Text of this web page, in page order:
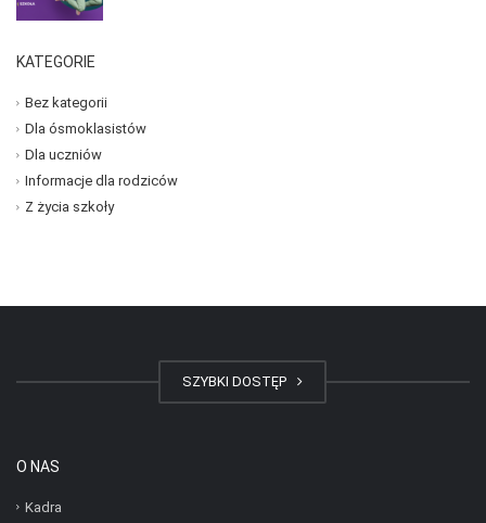
KATEGORIE
Bez kategorii
Dla ósmoklasistów
Dla uczniów
Informacje dla rodziców
Z życia szkoły
SZYBKI DOSTĘP
O NAS
Kadra